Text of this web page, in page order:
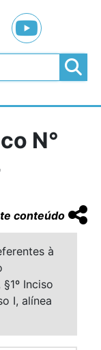
N°
conteúdo
à
Inciso
I, alínea